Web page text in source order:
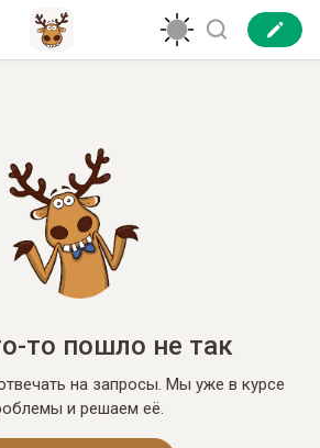
то пошло не так
на запросы. Мы уже в курсе
и решаем её.